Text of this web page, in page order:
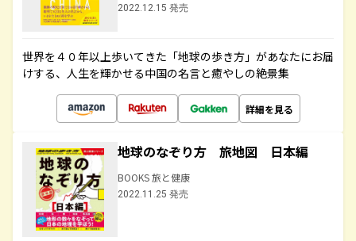
2022.12.15 発売
世界を４０年以上歩いてきた「地球の歩き方」があなたにお届
けする、人生を輝かせる中国の名言と癒やしの絶景集
詳細を見る
地球のなぞり方 旅地図 日本編
BOOKS 旅と健康
2022.11.25 発売